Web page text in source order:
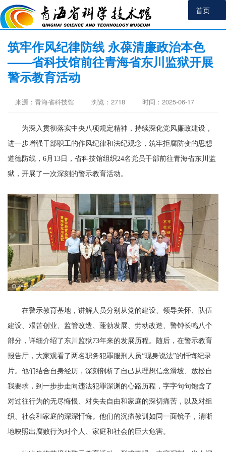
首页
筑牢作风纪律防线 永葆清廉政治本色
——省科技馆前往青海省东川监狱开展
警示教育活动
来源：青海省科技馆 浏览： 2718 时间：2025-06-17
为深入贯彻落实中央八项规定精神，持续深化党风廉政建设，
进一步增强干部职工的作风纪律和法纪观念，筑牢拒腐防变的思想
道德防线，6月13日，省科技馆组织24名党员干部前往青海省东川监
狱，开展了一次深刻的警示教育活动。
在警示教育基地，讲解人员分别从党的建设、领导关怀、队伍
建设、艰苦创业、监管改造、蓬勃发展、劳动改造、警钟长鸣八个
部分，详细介绍了东川监狱73年来的发展历程。随后，在警示教育
报告厅，大家观看了两名职务犯罪服刑人员“现身说法”的忏悔纪录
片。他们结合自身经历，深刻剖析了自己从理想信念滑坡、放松自
我要求，到一步步走向违法犯罪深渊的心路历程，字字句句饱含了
对过往行为的无尽悔恨、对失去自由和家庭的深切痛苦，以及对组
织、社会和家庭的深深忏悔。他们的沉痛教训如同一面镜子，清晰
地映照出腐败行为对个人、家庭和社会的巨大危害。